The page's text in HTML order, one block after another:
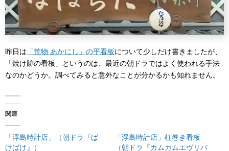
昨日は 「荒物 あかにし」の平看板について少しだけ書きましたが、
「焼け跡の看板」というのは、最近の朝ドラではよく使われる手法
なのかどうか。調べてみると意外なことが分かるかも知れません。
関連
「浮島時計店」（朝ドラ『ば
けばけ』）
「浮島時計店」柱巻き看板
（朝ドラ『カムカムエヴリバ